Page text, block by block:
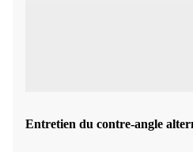
Entretien du contre-angle